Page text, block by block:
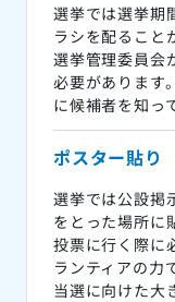
選挙では選挙期
ラシを配ること
選挙管理委員会
必要があります
に候補者を知っ
ポスター貼り
選挙では公設掲
をとった場所に
投票に行く際に
ランティアの力
当選に向けた大